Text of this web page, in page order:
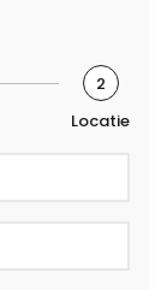
2
Locatie